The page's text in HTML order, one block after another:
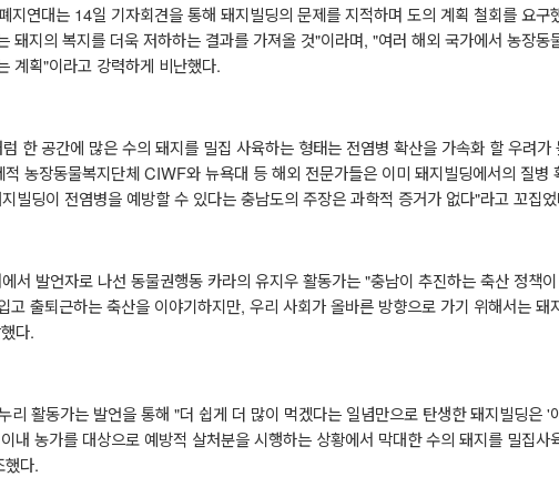
지연대는 14일 기자회견을 통해 돼지빌딩의 문제를 지적하며 도의 계획 철회를 요구
돼지의 복지를 더욱 저하하는 결과를 가져올 것"이라며, "여러 해외 국가에서 농장동
계획"이라고 강력하게 비난했다.
한 공간에 많은 수의 돼지를 밀집 사육하는 형태는 전염병 확산을 가속화 할 우려가
적 농장동물복지단체CIWF와 뉴욕대 등 해외 전문가들은 이미 돼지빌딩에서의 질병
빌딩이 전염병을 예방할 수 있다는 충남도의 주장은 과학적 증거가 없다"라고 꼬집
서 발언자로 나선 동물권행동 카라의 유지우 활동가는"충남이 추진하는 축산 정책
고 출퇴근하는 축산을 이야기하지만, 우리 사회가 올바른 방향으로 가기 위해서는
다.
리 활동가는 발언을 통해 "더 쉽게 더 많이 먹겠다는 일념만으로 탄생한 돼지빌딩은'
이내 농가를 대상으로 예방적 살처분을 시행하는 상황에서 막대한 수의 돼지를 밀집사
했다.